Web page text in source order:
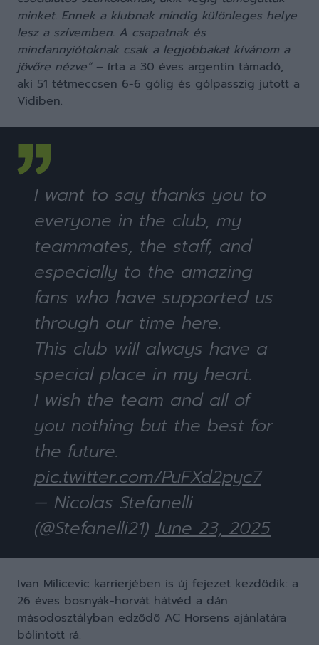
minket. Ennek a klubnak mindig különleges helye
lesz a szívemben. A csapatnak és
mindannyiótoknak csak a legjobbakat kívánom a
jövőre nézve”– írta a 30 éves argentin támadó,
aki 51 tétmeccsen 6-6 gólig és gólpasszig jutott a
Vidiben.
I want to say thanks you to
everyone in the club, my
teammates, the staff, and
especially to the amazing
fans who have supported us
through our time here.
This club will always have a
special place in my heart.
I wish the team and all of
you nothing but the best for
the future.
pic.twitter.com/PuFXd2pyc7
— Nicolas Stefanelli
(@Stefanelli21) June 23, 2025
Ivan Milicevic karrierjében is új fejezet kezdődik: a
26 éves bosnyák-horvát hátvéd a dán
másodosztályban edződő AC Horsens ajánlatára
bólintott rá.